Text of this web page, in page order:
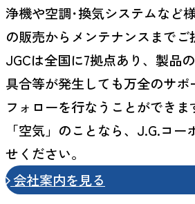
浄機や空調･換気システムなど
の販売からメンテナンスまでご
JGCは全国に7拠点あり、製品
具合等が発生しても万全のサ
フォローを行なうことができま
「空気」のことなら、J.G.コ
せください。
会社案内を見る